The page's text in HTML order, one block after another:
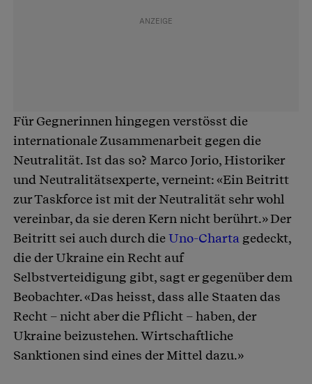
Für Gegnerinnen hingegen verstösst die
internationale Zusammenarbeit gegen die
Neutralität. Ist das so? Marco Jorio, Historiker
und Neutralitätsexperte, verneint: «Ein Beitritt
zur Taskforce ist mit der Neutralität sehr wohl
vereinbar, da sie deren Kern nicht berührt.» Der
Beitritt sei auch durch dieUno-Charta gedeckt,
die der Ukraine ein Recht auf
Selbstverteidigung gibt, sagt er gegenüber dem
Beobachter. «Das heisst, dass alle Staaten das
Recht – nicht aber die Pflicht – haben, der
Ukraine beizustehen. Wirtschaftliche
Sanktionen sind eines der Mittel dazu.»